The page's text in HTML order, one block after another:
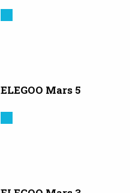
ELEGOO Mars 5